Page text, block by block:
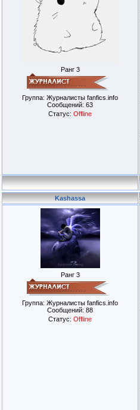
Ранг 3
Группа: Журналисты fanfics.info
Сообщений: 63
Статус: Offline
Kashassa
Ранг 3
Группа: Журналисты fanfics.info
Сообщений: 88
Статус: Offline